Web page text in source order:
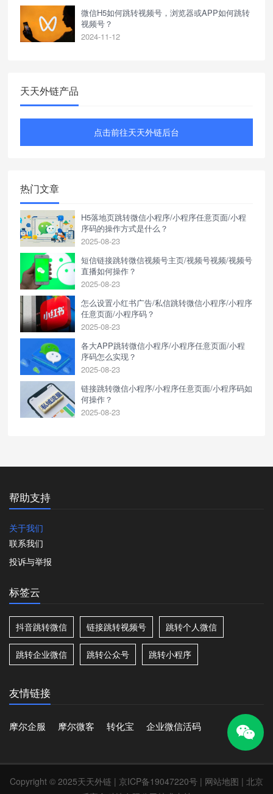
微信H5如何跳转视频号，浏览器或APP如何跳转
视频号？
2024-11-12
天天外链产品
点击前往天天外链后台
热门文章
H5落地页跳转微信小程序/小程序任意页面/小程
序码的操作方式是什么？
2025-08-23
短信链接跳转微信视频号主页/视频号视频/视频号
直播如何操作？
2025-08-23
怎么设置小红书广告/私信跳转微信小程序/小程序
任意页面/小程序码？
2025-08-23
各大APP跳转微信小程序/小程序任意页面/小程
序码怎么实现？
2025-08-23
链接跳转微信小程序/小程序任意页面/小程序码如
何操作？
2025-08-23
帮助支持
关于我们
联系我们
投诉与举报
标签云
抖音跳转微信 链接跳转视频号 跳转个人微信
跳转企业微信 跳转公众号 跳转小程序
友情链接
摩尔企服 摩尔微客 转化宝 企业微信活码
Copyright © 2025天天外链 | 京ICP备19047220号 | 网站地图 | 北京